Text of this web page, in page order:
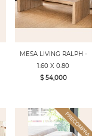
MESA LIVING RALPH -
1.60 X 0.80
$ 54,000